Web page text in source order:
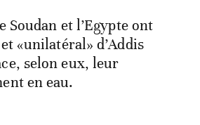
Soudan et l’Egypte ont
«unilatéral» d’Addis
selon eux, leur
en eau.